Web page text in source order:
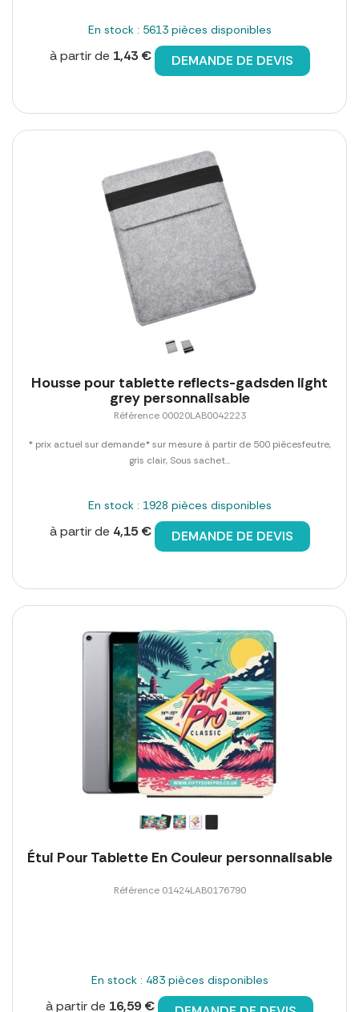
En stock : 5613 pièces disponibles
à partir de 1,43 € DEMANDE DE DEVIS
Housse pour tablette reflects-gadsden light
grey personnalisable
Référence 00020LAB0042223
* prix actuel sur demande* sur mesure à partir de 500 piècesfeutre,
gris clair, Sous sachet...
En stock : 1928 pièces disponibles
à partir de 4,15 € DEMANDE DE DEVIS
Étui Pour Tablette En Couleur personnalisable
Référence 01424LAB0176790
En stock : 483 pièces disponibles
à partir de 16,59 €